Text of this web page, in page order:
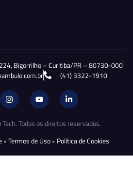
Bigorrilho – Curitiba/PR – 80730-000
(41) 3322-1910
Todos os direitos reservados.
• Termos de Uso• Política de Cookies